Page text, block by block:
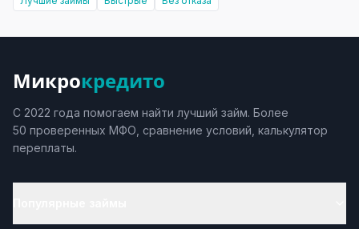
Микрокредито
С 2022 года помогаем найти лучший займ. Более
50 проверенных МФО, сравнение условий, калькулятор
переплаты.